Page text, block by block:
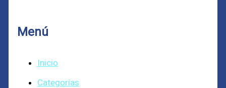
Menú
Inicio
Categorías